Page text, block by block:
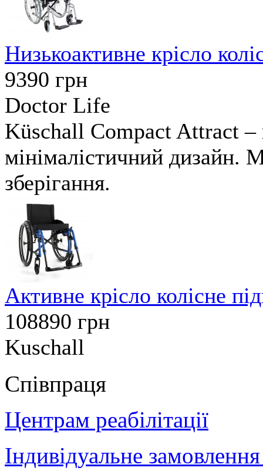
Низькоактивне крісло
9390 грн
Doctor Life
Küschall Compact Attract –
мінімалістичний дизайн.
зберігання.
Активне крісло колісне
108890 грн
Kuschall
Співпраця
Центрам реабілітації
Індивідуальне